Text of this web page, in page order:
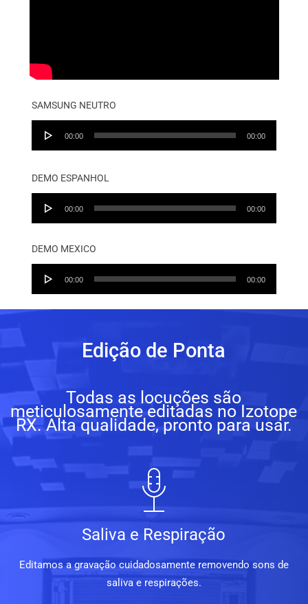
SAMSUNG NEUTRO
Audio
00:00 00:00
DEMO ESPANHOL
Audio
00:00 00:00
DEMO MEXICO
Audio
00:00 00:00
Edição de Ponta
Todas as locuções são
meticulosamente editadas no Izotope
RX. Alta qualidade, pronto para usar.
Saliva e Respiração
Editamos a gravação cuidadosamente removendo sons de
saliva e respirações.